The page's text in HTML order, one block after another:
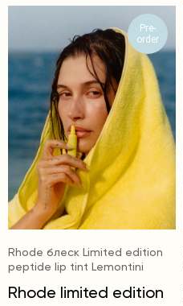
Pre-
order
Rhode блеск Limited edition
peptide lip tint Lemontini
Rhode limited edition